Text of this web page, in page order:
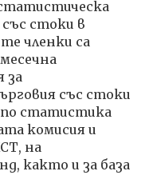
стоки в
членки са
за
със стоки
статистика
комисия и
на
както и за база